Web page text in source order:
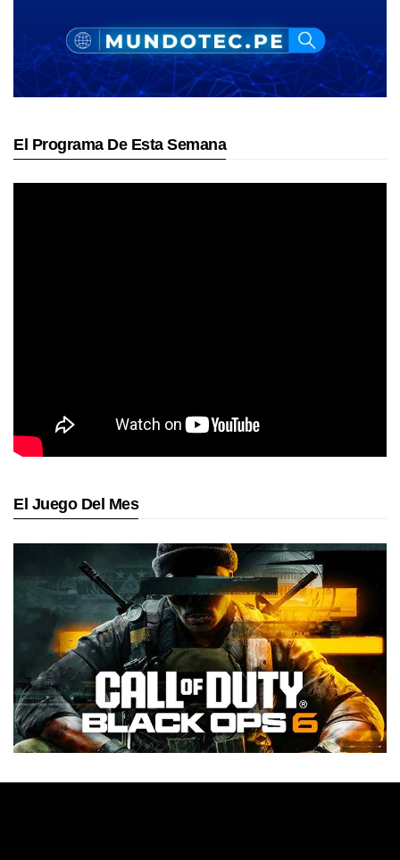
El Programa De Esta Semana
El Juego Del Mes